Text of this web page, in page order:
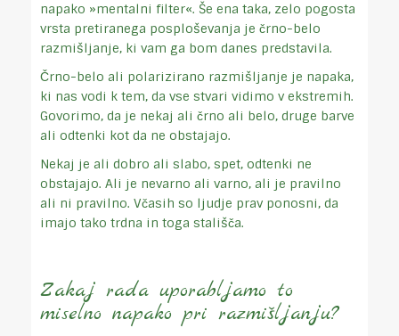
napako »mentalni filter«. Še ena taka, zelo pogosta
vrsta pretiranega posploševanja je črno-belo
razmišljanje, ki vam ga bom danes predstavila.
Črno-belo ali polarizirano razmišljanje je napaka,
ki nas vodi k tem, da vse stvari vidimo v ekstremih.
Govorimo, da je nekaj ali črno ali belo, druge barve
ali odtenki kot da ne obstajajo.
Nekaj je ali dobro ali slabo, spet, odtenki ne
obstajajo. Ali je nevarno ali varno, ali je pravilno
ali ni pravilno. Včasih so ljudje prav ponosni, da
imajo tako trdna in toga stališča.
Zakaj rada uporabljamo to
miselno napako pri razmišljanju?